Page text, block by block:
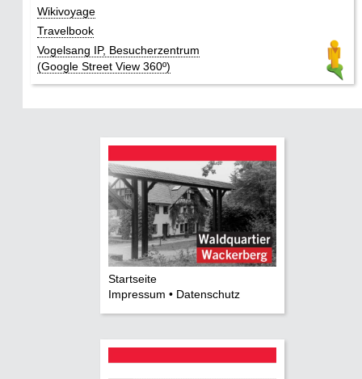
Wikivoyage
Travelbook
Vogelsang IP, Besucherzentrum
(Google Street View 360º)
Startseite
Impressum • Datenschutz